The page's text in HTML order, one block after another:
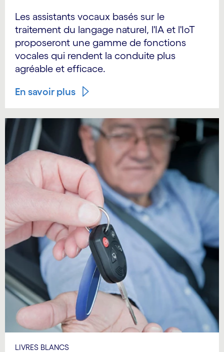
Les assistants vocaux basés sur le
traitement du langage naturel, l'IA et l'IoT
proposeront une gamme de fonctions
vocales qui rendent la conduite plus
agréable et efficace.
En savoir plus
LIVRES BLANCS